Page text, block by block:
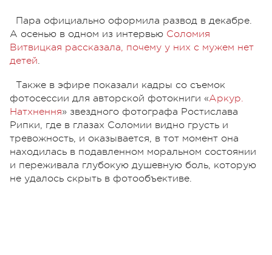
Пара официально оформила развод в декабре.
А осенью в одном из интервью Соломия
Витвицкая рассказала, почему у них с мужем нет
детей.
Также в эфире показали кадры со съемок
фотосессии для авторской фотокниги «Аркур.
Натхнення» звездного фотографа Ростислава
Рипки, где в глазах Соломии видно грусть и
тревожность, и оказывается, в тот момент она
находилась в подавленном моральном состоянии
и переживала глубокую душевную боль, которую
не удалось скрыть в фотообъективе.